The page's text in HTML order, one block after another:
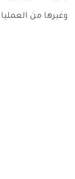
وغيرها من